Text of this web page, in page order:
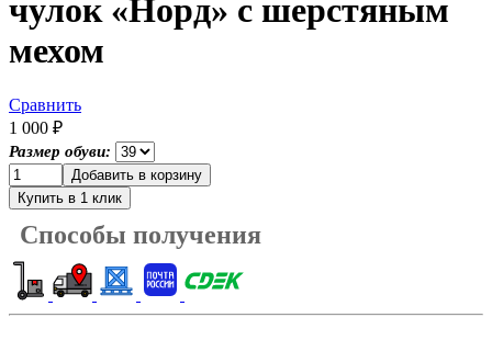
чулок «Норд» с шерстяным
мехом
Сравнить
1 000 ₽
Размер обуви:
Способы получения